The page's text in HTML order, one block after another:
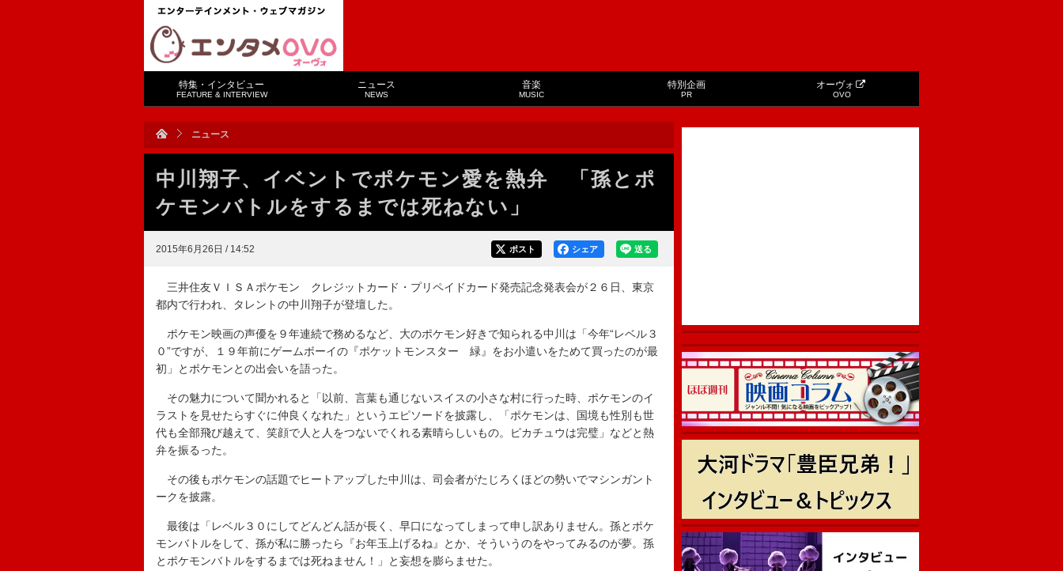
特集・インタビュー
FEATURE & INTERVIEW
ニュース
NEWS
音楽
MUSIC
特別企画
PR
オーヴォ
OVO
ニュース
中川翔子、イベントでポケモン愛を熱弁 「孫とポ
ケモンバトルをするまでは死ねない」
2015年6月26日 / 14:52 送る
シェア
ポスト
三井住友ＶＩＳＡポケモン クレジットカード・プリペイドカード発売記念発表会が２６日、東京
都内で行われ、タレントの中川翔子が登壇した。
ポケモン映画の声優を９年連続で務めるなど、大のポケモン好きで知られる中川は「今年“レベル３
０”ですが、１９年前にゲームボーイの『ポケットモンスター 緑』をお小遣いをためて買ったのが最
初」とポケモンとの出会いを語った。
その魅力について聞かれると「以前、言葉も通じないスイスの小さな村に行った時、ポケモンのイ
ラストを見せたらすぐに仲良くなれた」というエピソードを披露し、「ポケモンは、国境も性別も世
代も全部飛び越えて、笑顔で人と人をつないでくれる素晴らしいもの。ピカチュウは完璧」などと熱
弁を振るった。
その後もポケモンの話題でヒートアップした中川は、司会者がたじろくほどの勢いでマシンガント
ークを披露。
最後は「レベル３０にしてどんどん話が長く、早口になってしまって申し訳ありません。孫とポケ
モンバトルをして、孫が私に勝ったら『お年玉上げるね』とか、そういうのをやってみるのが夢。孫
とポケモンバトルをするまでは死ねません！」と妄想を膨らませた。